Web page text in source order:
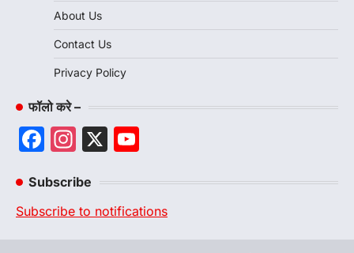
About Us
Contact Us
Privacy Policy
फॉलो करे –
Facebook
Instagram
X
Subscribe
Subscribe to notifications